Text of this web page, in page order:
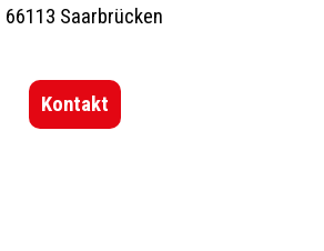
66113 Saarbrücken
Kontakt